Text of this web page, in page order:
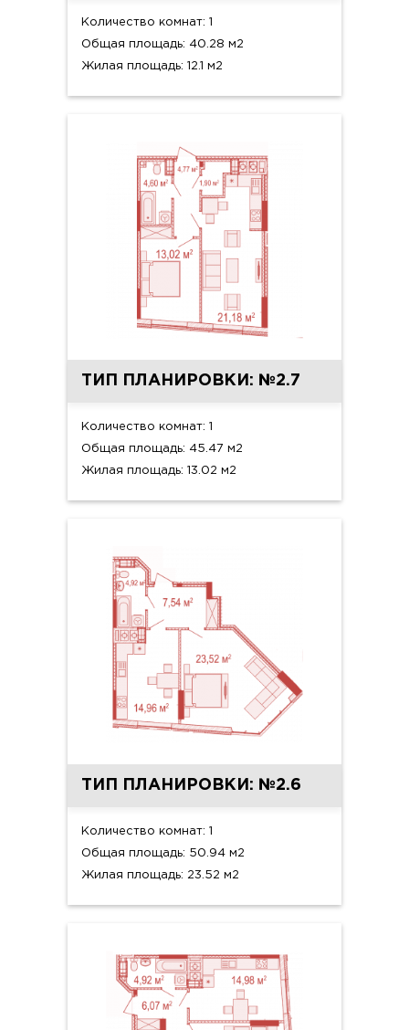
Количество комнат: 1
Общая площадь: 40.28 м2
Жилая площадь: 12.1 м2
ТИП ПЛАНИРОВКИ: №2.7
Количество комнат: 1
Общая площадь: 45.47 м2
Жилая площадь: 13.02 м2
ТИП ПЛАНИРОВКИ: №2.6
Количество комнат: 1
Общая площадь: 50.94 м2
Жилая площадь: 23.52 м2